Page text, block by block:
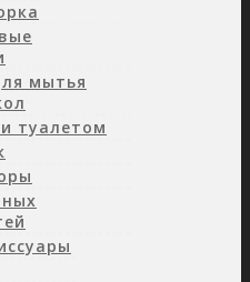
мытья
туалетом